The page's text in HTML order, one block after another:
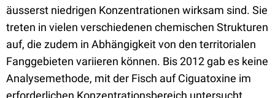
äusserst niedrigen Konzentrationen wirksam sind. Sie
treten in vielen verschiedenen chemischen Strukturen
auf, die zudem in Abhängigkeit von den territorialen
Fanggebieten variieren können. Bis 2012 gab es keine
Analysemethode, mit der Fisch auf Ciguatoxine im
erforderlichen Konzentrationsbereich untersucht